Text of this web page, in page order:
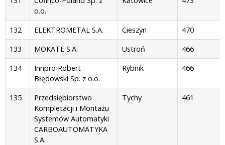
o.o.
132 ELEKTROMETAL S.A. Cieszyn
470
133
MOKATE S.A. Ustroń
466
134
Innpro Robert
Błędowski Sp. z o.o.
Rybnik 466
135
Przedsiębiorstwo
Kompletacji i Montażu
Systemów Automatyki
CARBOAUTOMATYKA
S.A.
Tychy 461